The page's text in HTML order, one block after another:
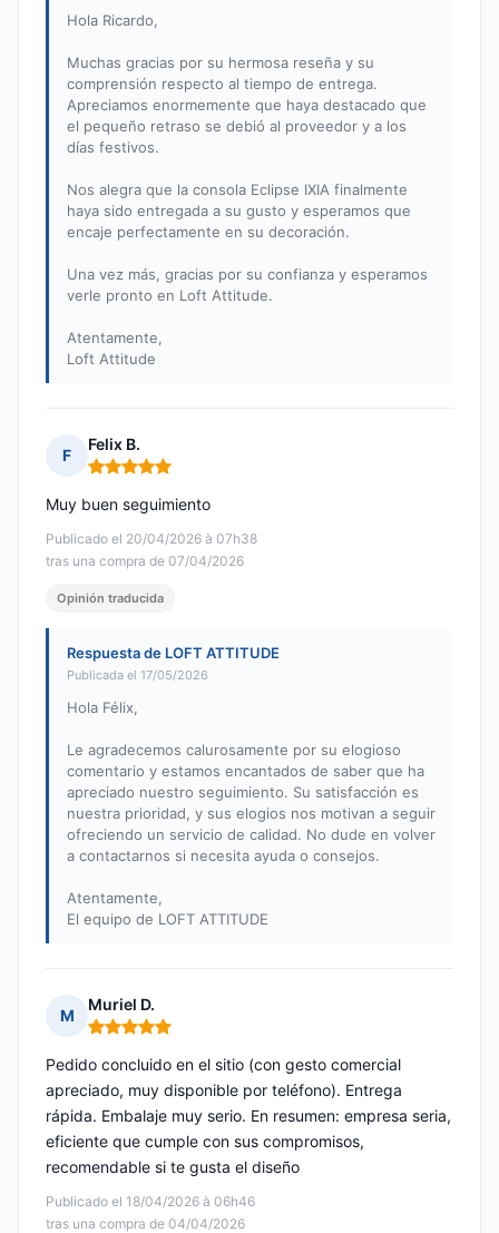
Hola Ricardo,
Muchas gracias por su hermosa reseña y su
comprensión respecto al tiempo de entrega.
Apreciamos enormemente que haya destacado que
el pequeño retraso se debió al proveedor y a los
días festivos.
Nos alegra que la consola Eclipse IXIA finalmente
haya sido entregada a su gusto y esperamos que
encaje perfectamente en su decoración.
Una vez más, gracias por su confianza y esperamos
verle pronto en Loft Attitude.
Atentamente,
Loft Attitude
F
Felix B.
Nota: 5 de 5
Publicado el 20/04/2026 à 07h38
tras una compra de 07/04/2026
Muy buen seguimiento
Opinión traducida
Respuesta de LOFT ATTITUDE
Publicada el 17/05/2026
Hola Félix,
Le agradecemos calurosamente por su elogioso
comentario y estamos encantados de saber que ha
apreciado nuestro seguimiento. Su satisfacción es
nuestra prioridad, y sus elogios nos motivan a seguir
ofreciendo un servicio de calidad. No dude en volver
a contactarnos si necesita ayuda o consejos.
Atentamente,
El equipo de LOFT ATTITUDE
M
Muriel D.
Nota: 5 de 5
Publicado el 18/04/2026 à 06h46
tras una compra de 04/04/2026
Pedido concluido en el sitio (con gesto comercial
apreciado, muy disponible por teléfono). Entrega
rápida. Embalaje muy serio. En resumen: empresa seria,
eficiente que cumple con sus compromisos,
recomendable si te gusta el diseño